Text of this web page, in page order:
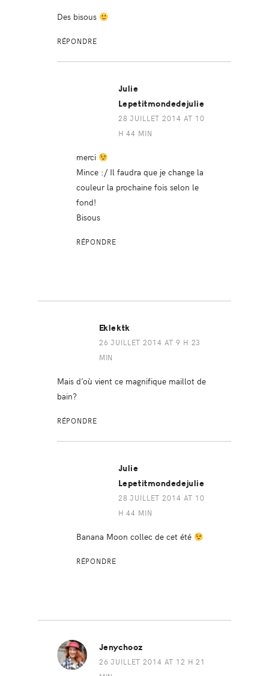
Des bisous
RÉPONDRE
Julie
Lepetitmondedejulie
28 JUILLET 2014 AT 10
H 44 MIN
merci
Mince :/ Il faudra que je change la
couleur la prochaine fois selon le
fond!
Bisous
RÉPONDRE
Eklektk
26 JUILLET 2014 AT 9 H 23
MIN
Mais d’où vient ce magnifique maillot de
bain?
RÉPONDRE
Julie
Lepetitmondedejulie
28 JUILLET 2014 AT 10
H 44 MIN
Banana Moon collec de cet été
RÉPONDRE
Jenychooz
26 JUILLET 2014 AT 12 H 21